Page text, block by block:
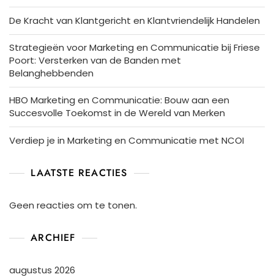
De Kracht van Klantgericht en Klantvriendelijk Handelen
Strategieën voor Marketing en Communicatie bij Friese
Poort: Versterken van de Banden met
Belanghebbenden
HBO Marketing en Communicatie: Bouw aan een
Succesvolle Toekomst in de Wereld van Merken
Verdiep je in Marketing en Communicatie met NCOI
LAATSTE REACTIES
Geen reacties om te tonen.
ARCHIEF
augustus 2026